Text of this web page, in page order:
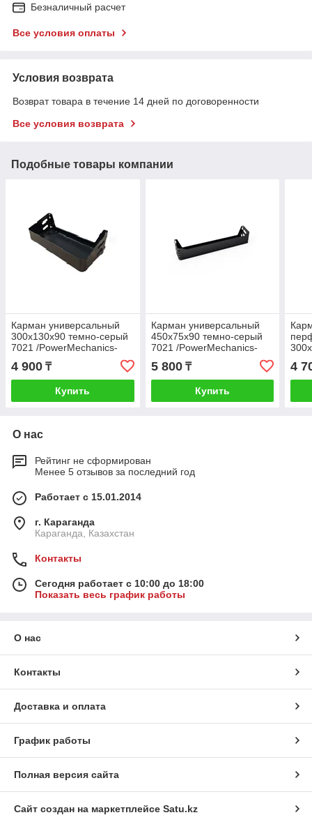
Безналичный расчет
Все условия оплаты
Условия возврата
Возврат товара в течение 14 дней по договоренности
Все условия возврата
Подобные товары компании
Карман универсальный
300х130х90 темно-серый
7021 /PowerMechanics-
SM1112D/
4 900 ₸
Купить
Карман универсальный
450х75х90 темно-серый
7021 /PowerMechanics-
SM1102D/
5 800₸
Купить
4
О нас
Рейтинг не сформирован
Менее 5 отзывов за последний год
Работает с 15.01.2014
г. Караганда
Караганда, Казахстан
Контакты
Сегодня работает с 10:00 до 18:00
Показать весь график работы
О нас
Контакты
Доставка и оплата
График работы
Полная версия сайта
Сайт создан на маркетплейсе Satu.kz